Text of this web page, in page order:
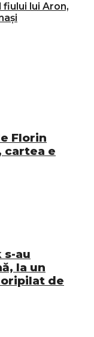
lui Aron,
Florin
cartea e
s-au
la un
de